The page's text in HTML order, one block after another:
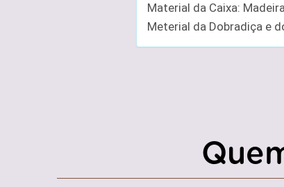
Material da Caixa:
Meterial da Dobradiça e